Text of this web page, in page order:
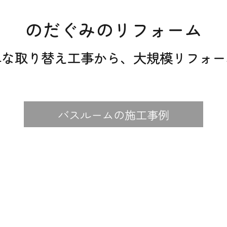
のだぐみのリフォーム
取り替え工事から、 大規模リフォ
バスルームの施工事例